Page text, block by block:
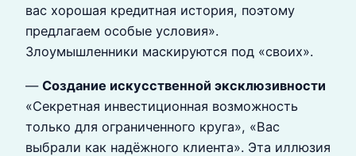
вас хорошая кредитная история, поэтому
предлагаем особые условия».
Злоумышленники маскируются под «своих».
— Создание искусственной эксклюзивности
«Секретная инвестиционная возможность
только для ограниченного круга», «Вас
выбрали как надёжного клиента». Эта иллюзия